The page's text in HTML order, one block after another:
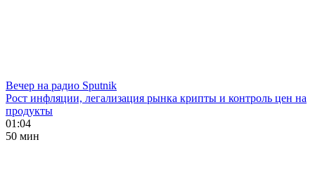
Вечер на радио Sputnik
Рост инфляции, легализация рынка крипты и контроль цен на
продукты
01:04
50 мин